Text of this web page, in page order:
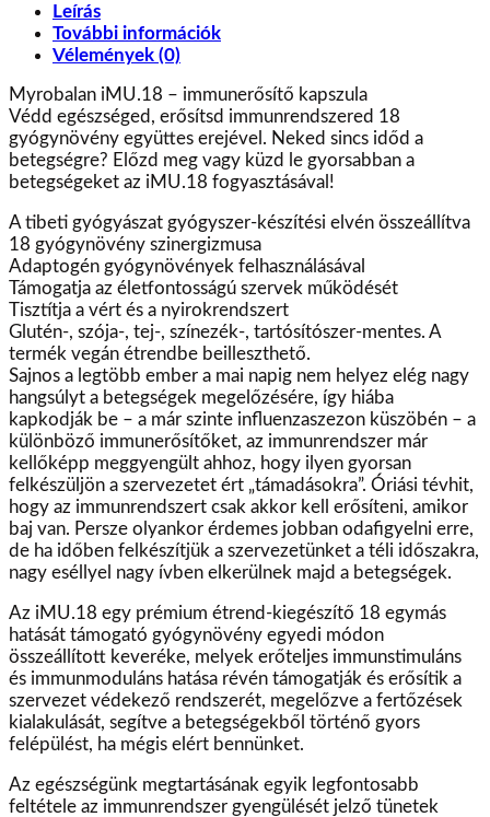
Leírás
További információk
Vélemények (0)
Myrobalan iMU.18 – immunerősítő kapszula
Védd egészséged, erősítsd immunrendszered 18
gyógynövény együttes erejével. Neked sincs időd a
betegségre? Előzd meg vagy küzd le gyorsabban a
betegségeket az iMU.18 fogyasztásával!
A tibeti gyógyászat gyógyszer-készítési elvén összeállítva
18 gyógynövény szinergizmusa
Adaptogén gyógynövények felhasználásával
Támogatja az életfontosságú szervek működését
Tisztítja a vért és a nyirokrendszert
Glutén-, szója-, tej-, színezék-, tartósítószer-mentes. A
termék vegán étrendbe beilleszthető.
Sajnos a legtöbb ember a mai napig nem helyez elég nagy
hangsúlyt a betegségek megelőzésére, így hiába
kapkodják be – a már szinte influenzaszezon küszöbén – a
különböző immunerősítőket, az immunrendszer már
kellőképp meggyengült ahhoz, hogy ilyen gyorsan
felkészüljön a szervezetet ért „támadásokra”. Óriási tévhit,
hogy az immunrendszert csak akkor kell erősíteni, amikor
baj van. Persze olyankor érdemes jobban odafigyelni erre,
de ha időben felkészítjük a szervezetünket a téli időszakra,
nagy eséllyel nagy ívben elkerülnek majd a betegségek.
Az iMU.18 egy prémium étrend-kiegészítő 18 egymás
hatását támogató gyógynövény egyedi módon
összeállított keveréke, melyek erőteljes immunstimuláns
és immunmoduláns hatása révén támogatják és erősítik a
szervezet védekező rendszerét, megelőzve a fertőzések
kialakulását, segítve a betegségekből történő gyors
felépülést, ha mégis elért bennünket.
Az egészségünk megtartásának egyik legfontosabb
feltétele az immunrendszer gyengülését jelző tünetek